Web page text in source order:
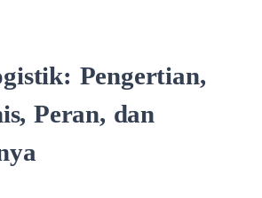
Pengertian,
Peran, dan